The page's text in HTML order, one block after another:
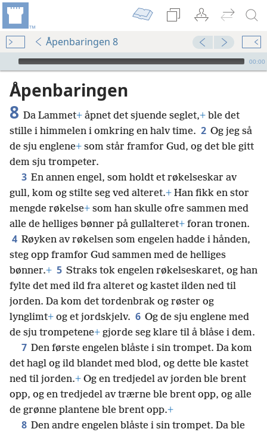
Åpenbaringen 8
Audio Player
00:00
Åpenbaringen
8 Da Lammet+ åpnet det sjuende seglet,+ ble det
stille i himmelen i omkring en halv time. 2 Og jeg så
de sju englene+ som står framfor Gud, og det ble gitt
dem sju trompeter.
3 En annen engel, som holdt et røkelseskar av
gull, kom og stilte seg ved alteret.+ Han fikk en stor
mengde røkelse+ som han skulle ofre sammen med
alle de helliges bønner på gullalteret+ foran tronen.
4 Røyken av røkelsen som engelen hadde i hånden,
steg opp framfor Gud sammen med de helliges
bønner.+ 5 Straks tok engelen røkelseskaret, og han
fylte det med ild fra alteret og kastet ilden ned til
jorden. Da kom det tordenbrak og røster og
lynglimt+ og et jordskjelv. 6 Og de sju englene med
de sju trompetene+ gjorde seg klare til å blåse i dem.
7 Den første engelen blåste i sin trompet. Da kom
det hagl og ild blandet med blod, og dette ble kastet
ned til jorden.+ Og en tredjedel av jorden ble brent
opp, og en tredjedel av trærne ble brent opp, og alle
de grønne plantene ble brent opp.+
8 Den andre engelen blåste i sin trompet. Da ble